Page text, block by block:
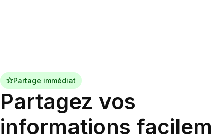
Partage immédiat
Partagez vos
informations